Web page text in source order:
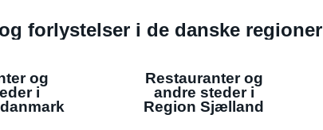
forlystelser i de danske regioner
og
i
Restauranter og
andre steder i
Region Sjælland